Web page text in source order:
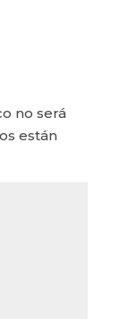
no será
están